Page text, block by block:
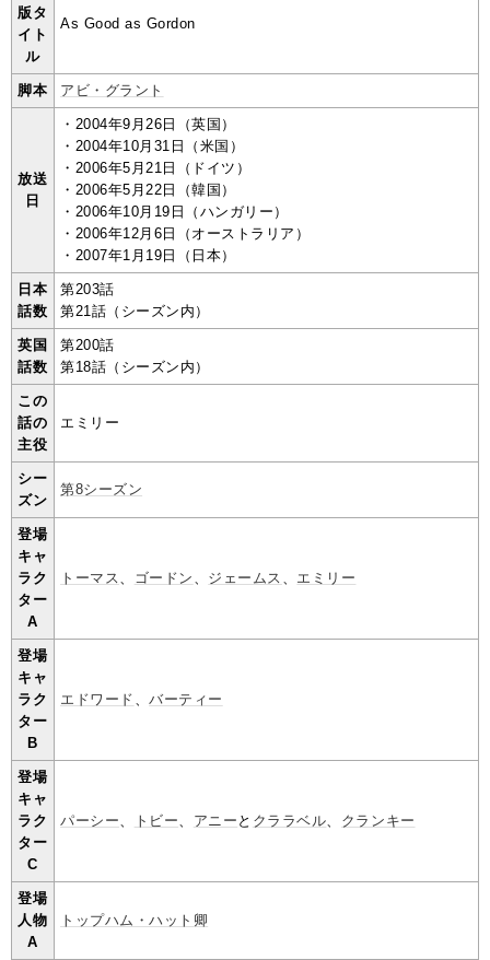
版タ
イト
ル
As Good as Gordon
脚本 アビ・グラント
放送
日
・2004年9月26日（英国）
・2004年10月31日（米国）
・2006年5月21日（ドイツ）
・2006年5月22日（韓国）
・2006年10月19日（ハンガリー）
・2006年12月6日（オーストラリア）
・2007年1月19日（日本）
日本
話数
第203話
第21話（シーズン内）
英国
話数
第200話
第18話（シーズン内）
この
話の
主役
エミリー
シー
ズン
第8シーズン
登場
キャ
ラク
ター
A
トーマス ゴードン ジェームス エミリー
登場
キャ
ラク
ター
B
エドワード 、バーティー
登場
キャ
ラク
ター
C
パーシー トビー アニー と クララベル クランキー
登場
人物
A
トップハム・ハット卿